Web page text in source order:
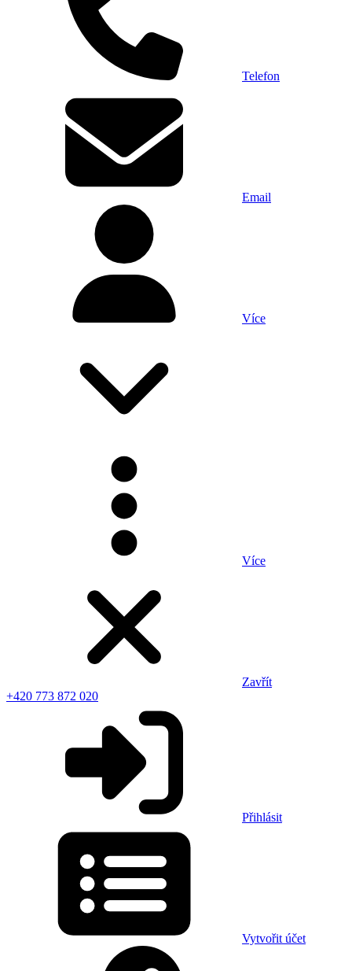
Telefon
Email
Více
Více
Zavřít
+420 773 872 020
Přihlásit
Vytvořit účet